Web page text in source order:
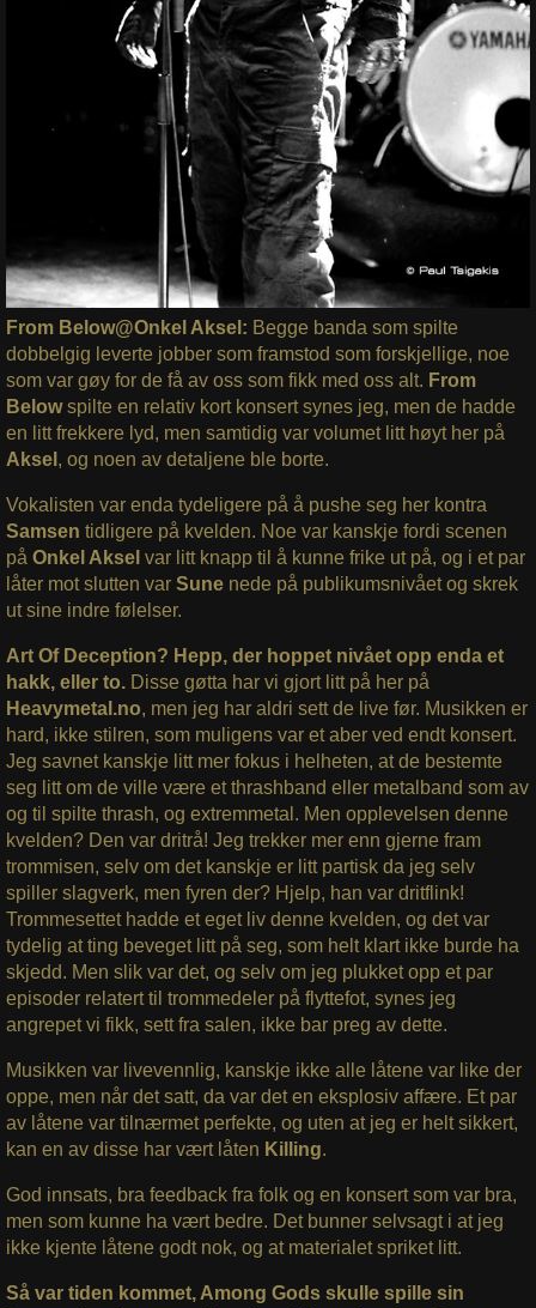
From Below@Onkel Aksel: Begge banda som spilte
dobbelgig leverte jobber som framstod som forskjellige, noe
som var gøy for de få av oss som fikk med oss alt. From
Belowspilte en relativ kort konsert synes jeg, men de hadde
en litt frekkere lyd, men samtidig var volumet litt høyt her på
Aksel , og noen av detaljene ble borte.
Vokalisten var enda tydeligere på å pushe seg her kontra
Samsen tidligere på kvelden. Noe var kanskje fordi scenen
på Onkel Aksel var litt knapp til å kunne frike ut på, og i et par
låter mot slutten var Sune nede på publikumsnivået og skrek
ut sine indre følelser.
Art Of Deception? Hepp, der hoppet nivået opp enda et
hakk, eller to. Disse gøtta har vi gjort litt på her på
Heavymetal.no, men jeg har aldri sett de live før. Musikken er
hard, ikke stilren, som muligens var et aber ved endt konsert.
Jeg savnet kanskje litt mer fokus i helheten, at de bestemte
seg litt om de ville være et thrashband eller metalband som av
og til spilte thrash, og extremmetal. Men opplevelsen denne
kvelden? Den var dritrå! Jeg trekker mer enn gjerne fram
trommisen, selv om det kanskje er litt partisk da jeg selv
spiller slagverk, men fyren der? Hjelp, han var dritflink!
Trommesettet hadde et eget liv denne kvelden, og det var
tydelig at ting beveget litt på seg, som helt klart ikke burde ha
skjedd. Men slik var det, og selv om jeg plukket opp et par
episoder relatert til trommedeler på flyttefot, synes jeg
angrepet vi fikk, sett fra salen, ikke bar preg av dette.
Musikken var livevennlig, kanskje ikke alle låtene var like der
oppe, men når det satt, da var det en eksplosiv affære. Et par
av låtene var tilnærmet perfekte, og uten at jeg er helt sikkert,
kan en av disse har vært låten Killing.
God innsats, bra feedback fra folk og en konsert som var bra,
men som kunne ha vært bedre. Det bunner selvsagt i at jeg
ikke kjente låtene godt nok, og at materialet spriket litt.
Så var tiden kommet, Among Gods skulle spille sin